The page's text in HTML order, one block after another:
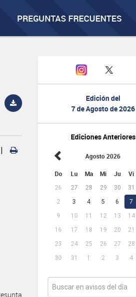
PREGUNTAS FRECUENTES
Edición del
7 de Agosto de 2026
Ediciones Anteriores
Agosto 2026
Do Lu Ma Mi Ju Vi
26 27 28 29 30 31
2
3 4 5 6 7
9
10 11 12 13 14
16
17 18 19 20 21
23
24 25 26 27 28
30
31 1 2 3 4
|